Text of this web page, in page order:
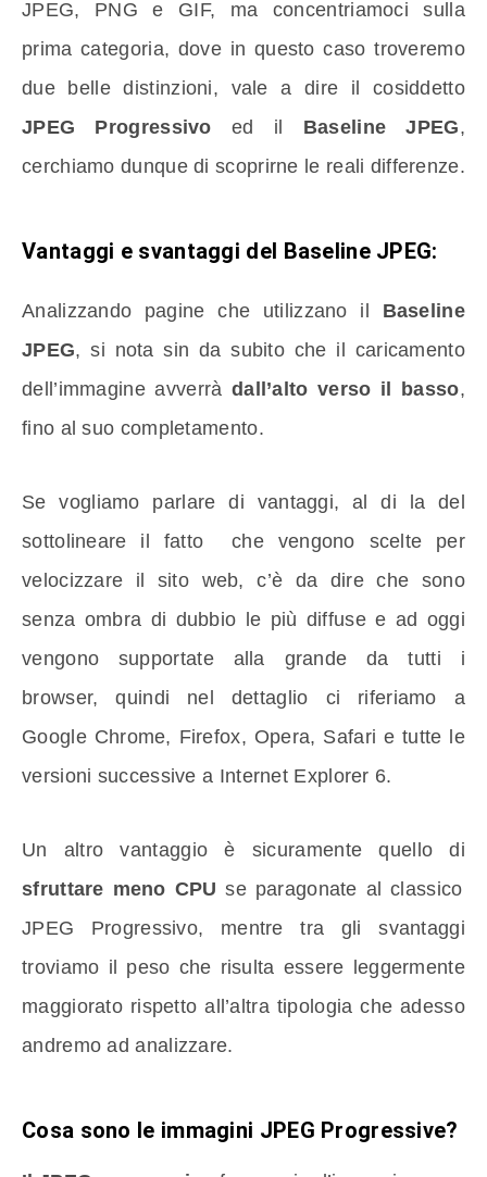
JPEG, PNG e GIF, ma concentriamoci sulla
prima categoria, dove in questo caso troveremo
due belle distinzioni, vale a dire il cosiddetto
JPEG Progressivo ed il Baseline JPEG,
cerchiamo dunque di scoprirne le reali differenze.
Vantaggi e svantaggi del Baseline JPEG:
Analizzando pagine che utilizzano il Baseline
JPEG, si nota sin da subito che il caricamento
dell’immagine avverrà dall’alto verso il basso,
fino al suo completamento.
Se vogliamo parlare di vantaggi, al di la del
sottolineare il fatto che vengono scelte per
velocizzare il sito web, c’è da dire che sono
senza ombra di dubbio le più diffuse e ad oggi
vengono supportate alla grande da tutti i
browser, quindi nel dettaglio ci riferiamo a
Google Chrome, Firefox, Opera, Safari e tutte le
versioni successive a Internet Explorer 6.
Un altro vantaggio è sicuramente quello di
sfruttare meno CPU se paragonate al classico
JPEG Progressivo, mentre tra gli svantaggi
troviamo il peso che risulta essere leggermente
maggiorato rispetto all’altra tipologia che adesso
andremo ad analizzare.
Cosa sono le immagini JPEG Progressive?